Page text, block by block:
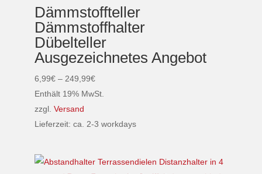
Varianten
auf.
Die
Optionen
können
auf
Produktseite
Dämmstoffteller
Dämmstoffhalter
Dübelteller
Ausgezeichnetes Angebot
6,99€ – 249,99€Preisspanne:
6,99€
249,99€
Enthält 19% MwSt.
zzgl. Versand
Lieferzeit: ca. 2-3 workdays
Produkt